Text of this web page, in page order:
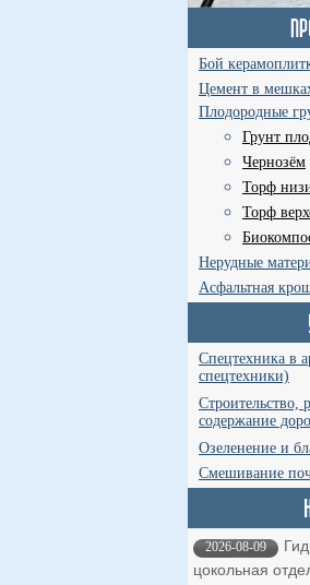
Бой
Цемент в
Плодородные
Грунт
Чернозём
Торф
Торф
Нерудные
Асфальтная
Спецтехника в
спецтехники)
Строительство,
содержание
Озеленение и
Смешивание
2026-08-09
цокольная